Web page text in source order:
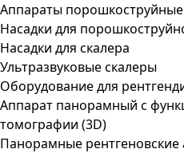
Аппараты
Насадки для
Насадки для скалера
Ультразвуковые скалеры
Оборудование для
Аппарат панорамный с
томографии (3D)
Панорамные рентгеновские